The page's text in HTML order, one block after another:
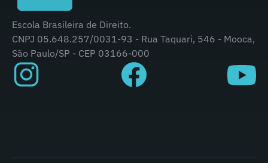
Escola Brasileira de Direito.
CNPJ 05.648.257/0031-93 - Rua Taquari, 546 - Mooca,
São Paulo/SP - CEP 03166-000